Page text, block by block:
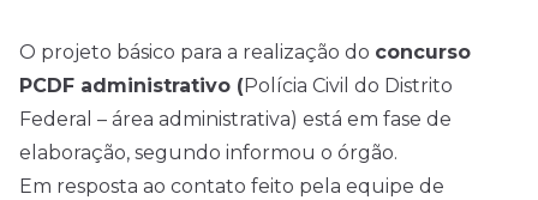
O projeto básico para a realização do concurso
PCDF administrativo (Polícia Civil do Distrito
Federal – área administrativa) está em fase de
elaboração, segundo informou o órgão.
Em resposta ao contato feito pela equipe de